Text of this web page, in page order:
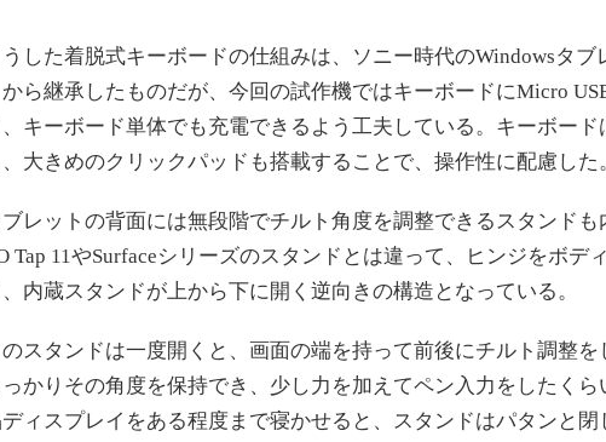
した着脱式キーボードの仕組みは、ソニー時代のWindowsタブ
から継承したものだが、今回の試作機ではキーボードにMicro
キーボード単体でも充電できるよう工夫している。キーボード
大きめのクリックパッドも搭載することで、操作性に配慮した
レットの背面には無段階でチルト角度を調整できるスタンドも
Tap 11やSurfaceシリーズのスタンドとは違って、ヒンジをボデ
内蔵スタンドが上から下に開く逆向きの構造となっている。
スタンドは一度開くと、画面の端を持って前後にチルト調整を
かりその角度を保持でき、少し力を加えてペン入力をしたくら
ィスプレイをある程度まで寝かせると、スタンドはパタンと閉